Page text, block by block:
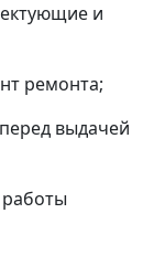
и
ремонта;
выдачей